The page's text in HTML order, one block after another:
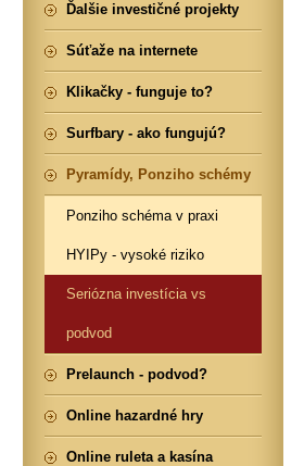
Ďalšie investičné projekty
Súťaže na internete
Klikačky - funguje to?
Surfbary - ako fungujú?
Pyramídy, Ponziho schémy
Ponziho schéma v praxi
HYIPy - vysoké riziko
Seriózna investícia vs
podvod
Prelaunch - podvod?
Online hazardné hry
Online ruleta a kasína